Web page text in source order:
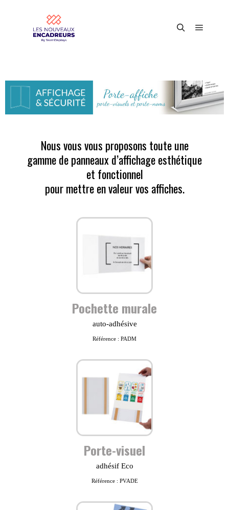
Nous vous vous proposons toute une
gamme de panneaux d’affichage esthétique
et fonctionnel
pour mettre en valeur vos affiches.
Pochette murale
auto-adhésive
Référence : PADM
Porte-visuel
adhésif Eco
Référence : PVADE